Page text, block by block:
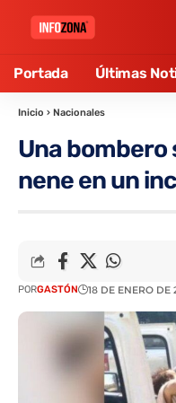
Portada Últimas
Inicio › Nacionales
Una bombero
nene en un
PORGASTÓN 18 DE ENERO DE